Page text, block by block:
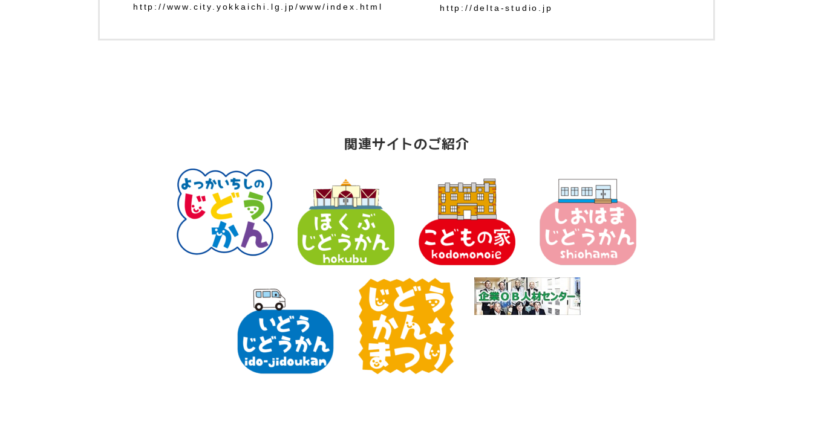
http://www.city.yokkaichi.lg.jp/www/index.html
http://delta-studio.jp
関連サイトのご紹介